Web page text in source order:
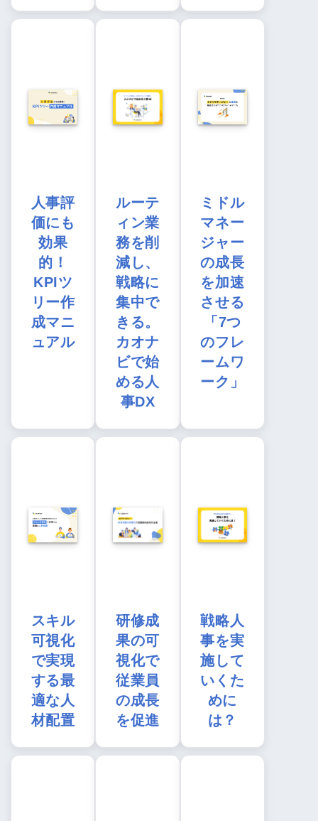
人事評
価にも
効果
的！
KPIツ
リー作
成マニ
ュアル
ルーテ
ィン業
務を削
減し、
戦略に
集中で
きる。
カオナ
ビで始
める人
事DX
ミドル
マネー
ジャー
の成長
を加速
させる
「7つ
のフレ
ームワ
ーク」
スキル
可視化
で実現
する最
適な人
材配置
研修成
果の可
視化で
従業員
の成長
を促進
戦略人
事を実
施して
いくた
めに
は？